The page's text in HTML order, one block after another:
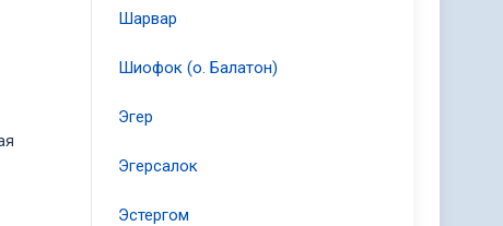
Шарвар
Шиофок (о. Балатон)
Эгер
Эгерсалок
Эстергом